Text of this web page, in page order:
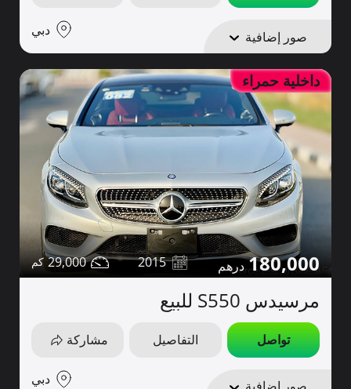
صور إضافية دبي
داخلية حمراء
180,000
2015
29,000
مرسيدس S550 للبيع
تواصل التفاصيل مشاركة
دبي